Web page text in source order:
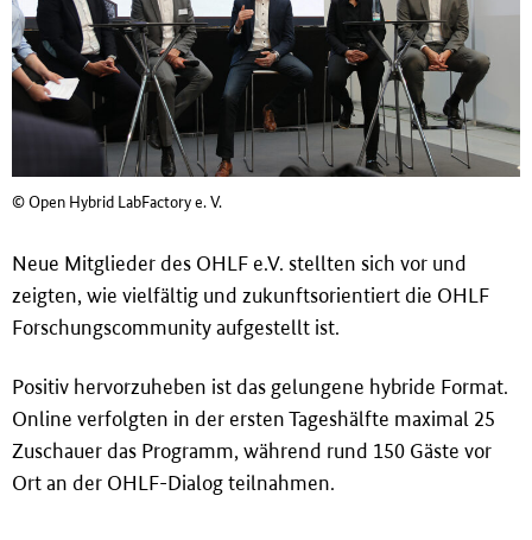
© Open Hybrid LabFactory e. V.
Neue Mitglieder des OHLF e.V. stellten sich vor und
zeigten, wie vielfältig und zukunftsorientiert die OHLF
Forschungscommunity aufgestellt ist.
Positiv hervorzuheben ist das gelungene hybride Format.
Online verfolgten in der ersten Tageshälfte maximal 25
Zuschauer das Programm, während rund 150 Gäste vor
Ort an der OHLF-Dialog teilnahmen.